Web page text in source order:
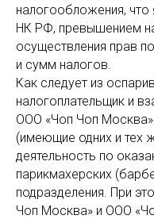
налогообложения, что
НК РФ, превышением
осуществления прав
и сумм налогов.
Как следует из
налогоплательщик и
ООО «Чоп Чоп
(имеющие одних и тех
деятельность по
парикмахерских
подразделения. При
Чоп Москва» и ООО